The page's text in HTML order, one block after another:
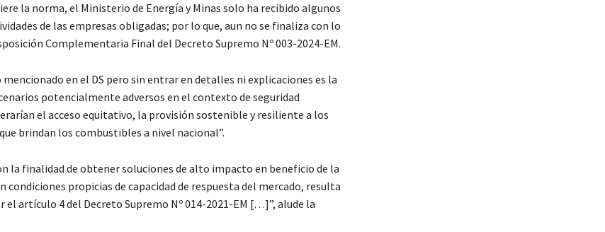
la norma, el Ministerio de Energía y Minas solo ha recibido algunos
de las empresas obligadas; por lo que, aun no se finaliza con lo
Complementaria Final del Decreto Supremo Nº 003-2024-EM.
en el DS pero sin entrar en detalles ni explicaciones es la
potencialmente adversos en el contexto de seguridad
el acceso equitativo, la provisión sostenible y resiliente a los
brindan los combustibles a nivel nacional”.
la finalidad de obtener soluciones de alto impacto en beneficio de la
condiciones propicias de capacidad de respuesta del mercado, resulta
artículo 4 del Decreto Supremo Nº 014-2021-EM […]”, alude la